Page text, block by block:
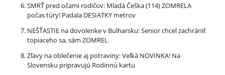
SMRŤ pred očami rodičov: Mladá Češka (†14) ZOMRELA
počas túry! Padala DESIATKY metrov
NEŠŤASTIE na dovolenke v Bulharsku: Senior chcel zachrániť
topiaceho sa, sám ZOMREL
Zľavy na oblečenie aj potraviny: Veľká NOVINKA! Na
Slovensku pripravujú Rodinnú kartu